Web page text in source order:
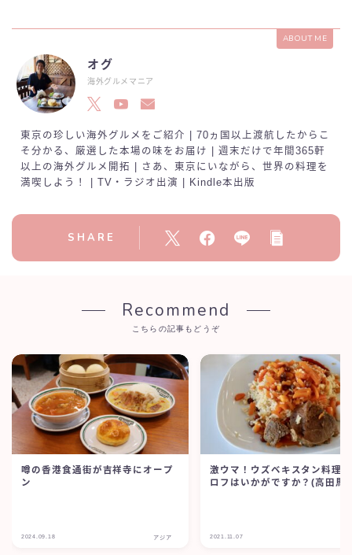
ABOUT ME
オグ
海外グルメマニア
東京の珍しい海外グルメをご紹介 | 70ヵ国以上渡航したからこ
そ分かる、厳選した本場の味をお届け | 週末だけで年間365軒
以上の海外グルメ開拓 | さあ、東京にいながら、世界の料理を
満喫しよう！ | TV・ラジオ出演 | Kindle本出版
SHARE
Recommend
こちらの記事もどうぞ
噂の香港食通街が吉祥寺にオープ
ン
2024.09.18 アジア
激ウマ！ウズベキスタン料理
ロフはいかがですか？(高田馬
2021.11.07